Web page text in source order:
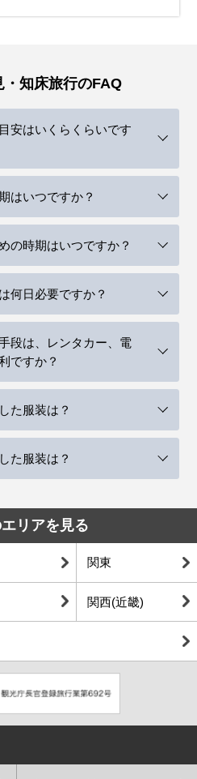
・知床旅行のFAQ
安はいくらくらいです
はいつですか？
の時期はいつですか？
何日必要ですか？
段は、レンタカー、電
ですか？
た服装は？
た服装は？
リアを見る
関東
関西(近畿)